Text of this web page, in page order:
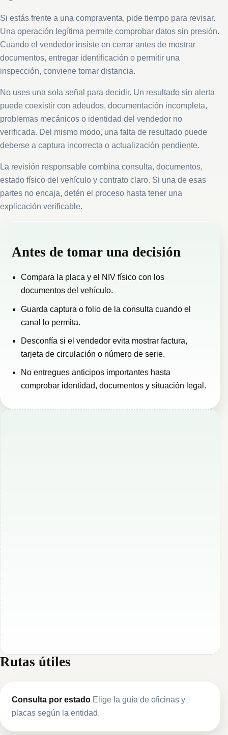
Si estás frente a una compraventa, pide tiempo para revisar.
Una operación legítima permite comprobar datos sin presión.
Cuando el vendedor insiste en cerrar antes de mostrar
documentos, entregar identificación o permitir una
inspección, conviene tomar distancia.
No uses una sola señal para decidir. Un resultado sin alerta
puede coexistir con adeudos, documentación incompleta,
problemas mecánicos o identidad del vendedor no
verificada. Del mismo modo, una falta de resultado puede
deberse a captura incorrecta o actualización pendiente.
La revisión responsable combina consulta, documentos,
estado físico del vehículo y contrato claro. Si una de esas
partes no encaja, detén el proceso hasta tener una
explicación verificable.
Antes de tomar una decisión
Compara la placa y el NIV físico con los
documentos del vehículo.
Guarda captura o folio de la consulta cuando el
canal lo permita.
Desconfía si el vendedor evita mostrar factura,
tarjeta de circulación o número de serie.
No entregues anticipos importantes hasta
comprobar identidad, documentos y situación legal.
Rutas útiles
Consulta por estado Elige la guía de oficinas y
placas según la entidad.